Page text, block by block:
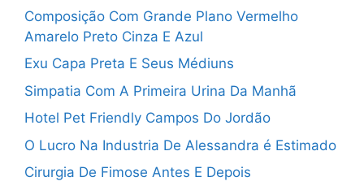
Composição Com Grande Plano Vermelho
Amarelo Preto Cinza E Azul
Exu Capa Preta E Seus Médiuns
Simpatia Com A Primeira Urina Da Manhã
Hotel Pet Friendly Campos Do Jordão
O Lucro Na Industria De Alessandra é Estimado
Cirurgia De Fimose Antes E Depois